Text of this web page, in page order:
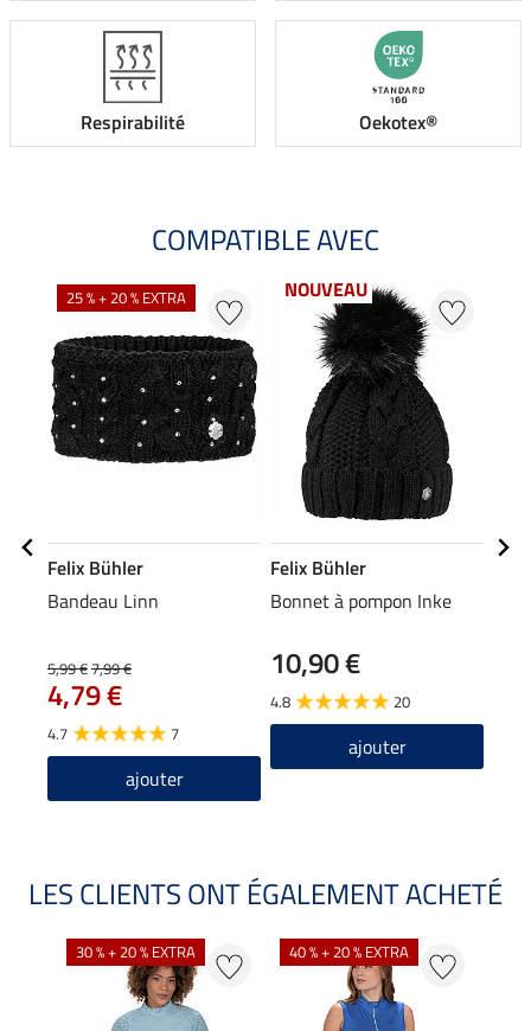
Respirabilité Oekotex®
COMPATIBLE AVEC
25 % + 20 % EXTRA
Felix Bühler
Bandeau Linn
5,99 €7,99 €
4,79 €
4.7 7
ajouter
NOUVEAU
Felix Bühler
Bonnet à pompon Inke
10,90 €
4.8 20
ajouter
LES CLIENTS ONT ÉGALEMENT ACHETÉ
30 % + 20 % EXTRA 40 % + 20 % EXTRA